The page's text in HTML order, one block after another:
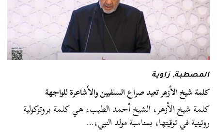
المصطبة, زاوية
كلمة شيخ الأزهر تعيد صراع السلفيين والأشاعرة للواجهة
كلمة شيخ الأزهر، الشيخ أحمد الطيب، هي كلمة بروتوكولية
روتينية في توقيتها، بمناسبة مولد النبي،…